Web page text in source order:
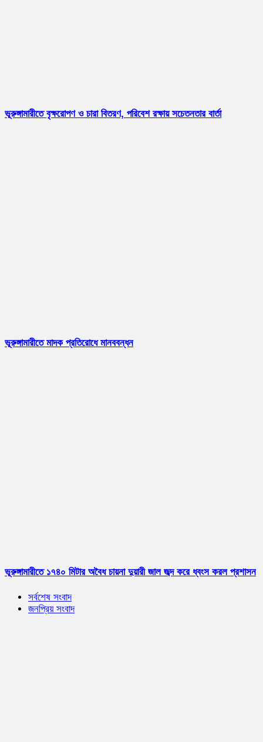
ভূরুঙ্গামারীতে বৃক্ষরোপণ ও চারা বিতরণ, পরিবেশ রক্ষায় সচেতনতার বার্তা
ভূরুঙ্গামারীতে মাদক প্রতিরোধে মানববন্ধন
ভূরুঙ্গামারীতে ১৭৪০ মিটার অবৈধ চায়না দুয়ারী জাল জব্দ করে ধ্বংস করল প্রশাসন
সর্বশেষ সংবাদ
জনপ্রিয় সংবাদ